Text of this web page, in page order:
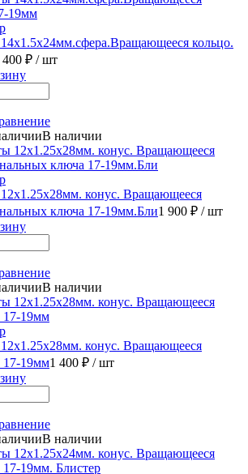
кольцо.
400 ₽ / шт
В наличии
конус. Вращающееся
ключа 17-19мм.Бли1 900 ₽ / шт
В наличии
конус. Вращающееся
17-19мм1 400 ₽ / шт
В наличии